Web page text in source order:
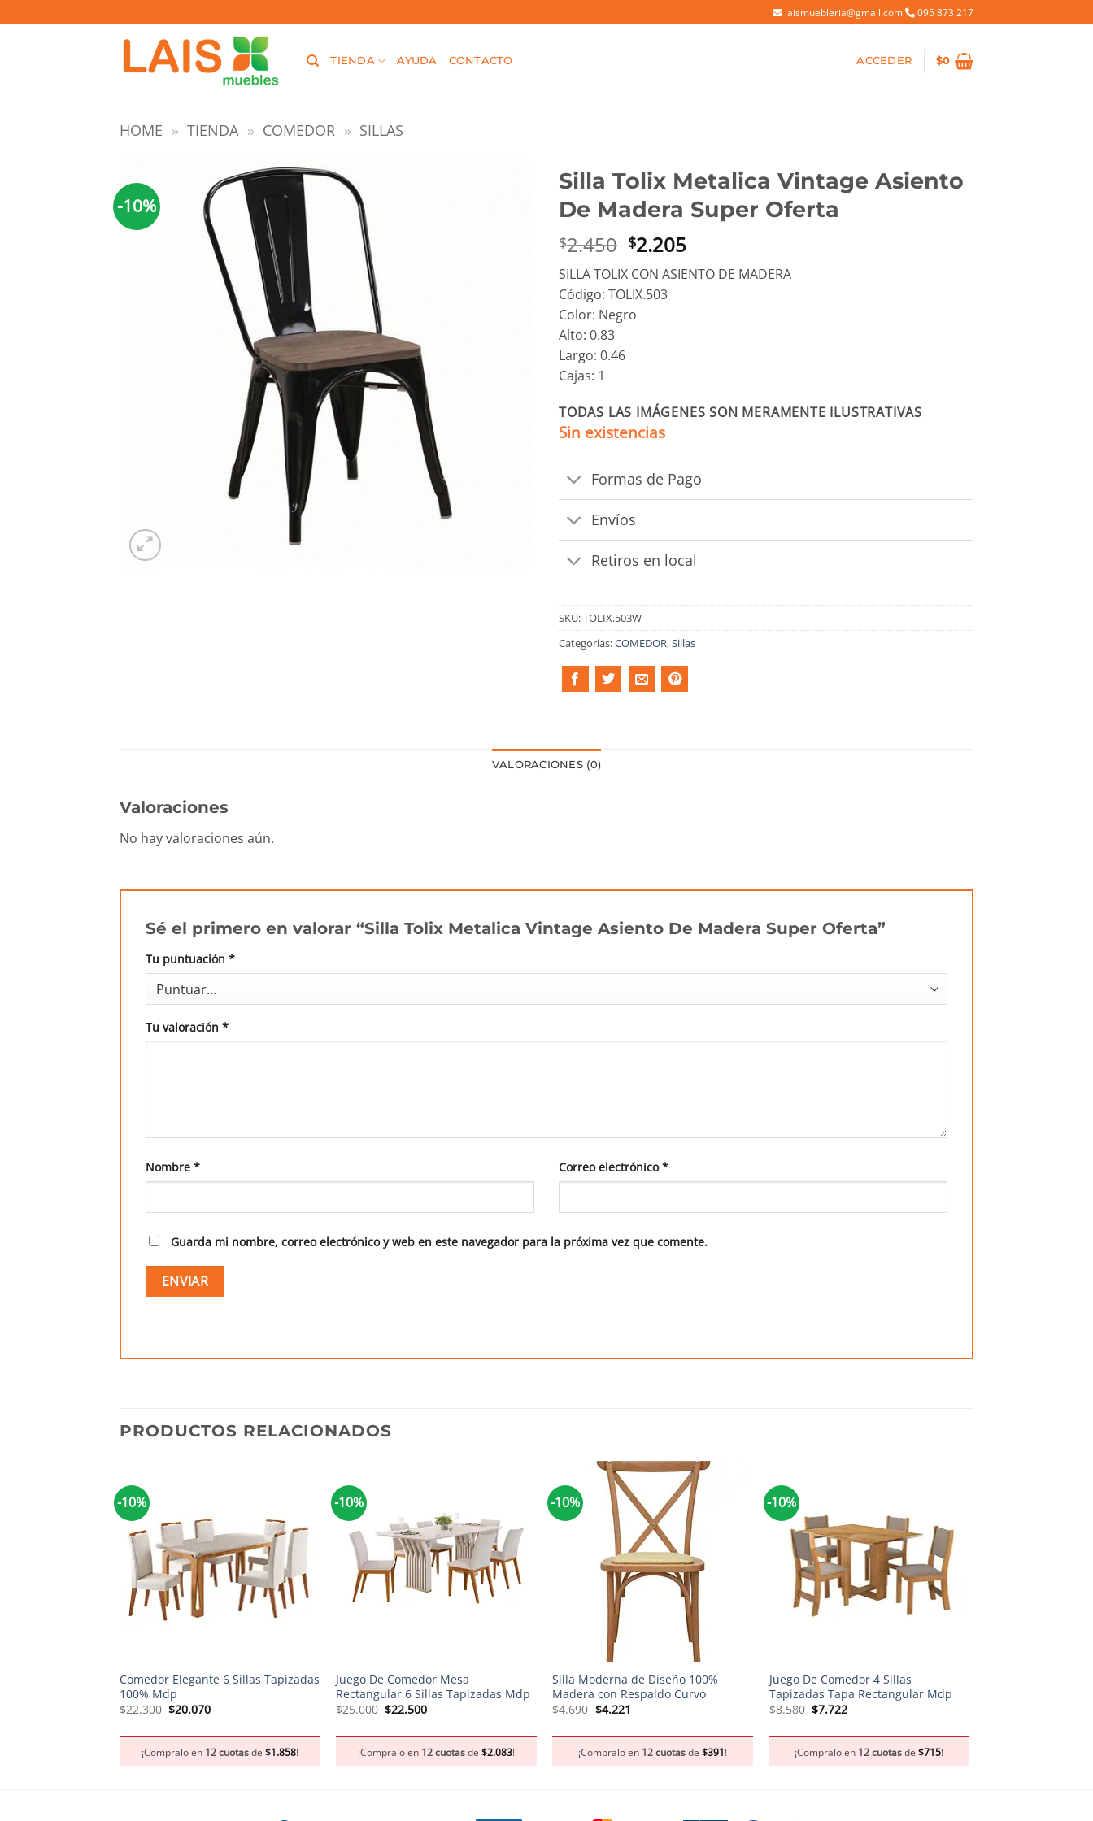
al
laismuebleria@gmail.com 095 873 217
TIENDA AYUDA CONTACTO ACCEDER $0
HOME » TIENDA » COMEDOR » SILLAS
-10%
Silla Tolix Metalica Vintage Asiento
De Madera Super Oferta
$2.450 El
precio
original
era:
$2.450.
$2.205El
precio
actual
SILLA TOLIX CON ASIENTO DE MADERA
Código: TOLIX.503
Color: Negro
Alto: 0.83
Largo: 0.46
Cajas: 1
TODAS LAS IMÁGENES SON MERAMENTE ILUSTRATIVAS
Sin existencias
Formas de Pago
Envíos
Retiros en local
SKU:TOLIX.503W
Categorías:COMEDOR,Sillas
VALORACIONES (0)
Valoraciones
No hay valoraciones aún.
Sé el primero en valorar “Silla Tolix Metalica Vintage Asiento De Madera Super Oferta”
Tu puntuación *
Tu valoración *
Nombre * Correo electrónico*
Guarda mi nombre, correo electrónico y web en este navegador para la próxima vez que comente.
PRODUCTOS RELACIONADOS
-10%
Comedor Elegante 6 Sillas Tapizadas
100% Mdp
$22.300 El
$22.300.
$20.070El
$20.070.
¡Compralo en 12 cuotasde $1.858!
-10%
Juego De Comedor Mesa
Rectangular 6 Sillas Tapizadas Mdp
$25.000 El
$25.000.
$22.500El
$22.500.
¡Compralo en 12 cuotasde $2.083!
-10%
Silla Moderna de Diseño 100%
Madera con Respaldo Curvo
$4.690 El
$4.690.
$4.221
$4.221.
¡Compralo en 12 cuotasde$391!
-10%
Juego De Comedor 4 Sillas
Tapizadas Tapa Rectangular Mdp
$8.580 El
$8.580.
$7.722El
$7.722.
¡Compralo en 12 cuotasde$715!